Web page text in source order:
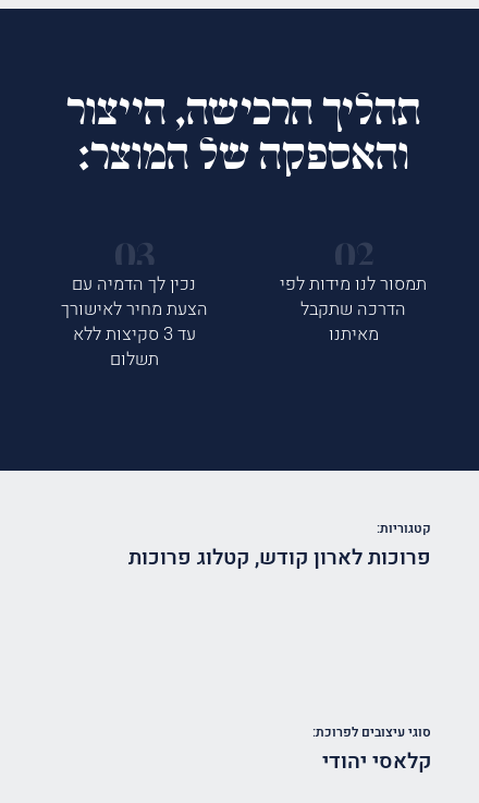
תהליך הרכישה, הייצור
והאספקה של המוצר:
תמסור לנו מידות לפי
הדרכה שתקבל
מאיתנו
נכין לך הדמיה עם
הצעת מחיר לאישורך
עד 3 סקיצות ללא
תשלום
קטגוריות:
פרוכות לארון קודש, קטלוג פרוכות
סוגי עיצובים לפרוכת:
קלאסי יהודי